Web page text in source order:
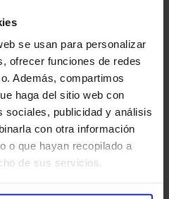
se usan para personalizar
ofrecer funciones de redes
Además, compartimos
haga del sitio web con
sociales, publicidad y análisis
con otra información
o que hayan recopilado a
de sus servicios.